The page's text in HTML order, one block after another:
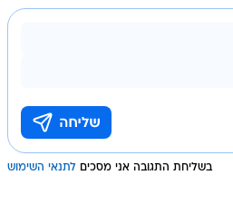
בשליחת התגובה אני מסכים לתנאי השימוש